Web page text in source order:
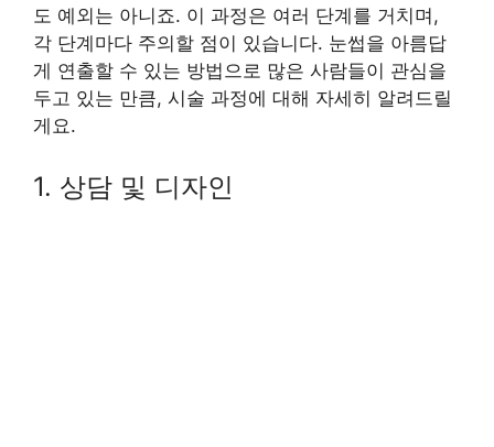
도 예외는 아니죠. 이 과정은 여러 단계를 거치며,
각 단계마다 주의할 점이 있습니다. 눈썹을 아름답
게 연출할 수 있는 방법으로 많은 사람들이 관심을
두고 있는 만큼, 시술 과정에 대해 자세히 알려드릴
게요.
1. 상담 및 디자인